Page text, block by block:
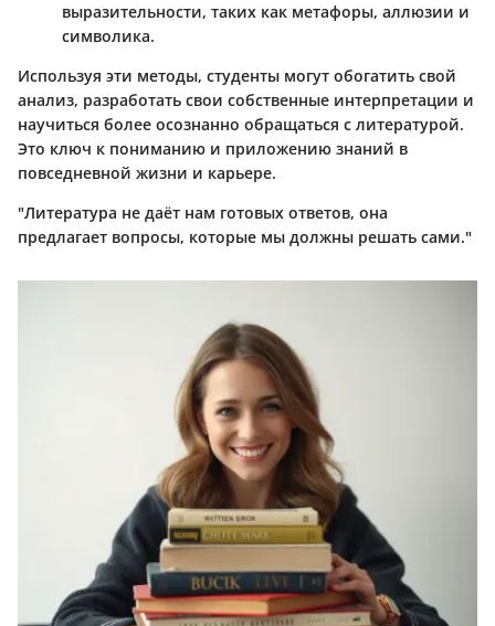
выразительности, таких как метафоры, аллюзии и
символика.
Используя эти методы, студенты могут обогатить свой
анализ, разработать свои собственные интерпретации и
научиться более осознанно обращаться с литературой.
Это ключ к пониманию и приложению знаний в
повседневной жизни и карьере.
"Литература не даёт нам готовых ответов, она
предлагает вопросы, которые мы должны решать сами."